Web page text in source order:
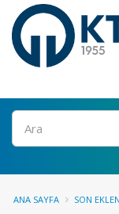
Ara
ANA SAYFA SON